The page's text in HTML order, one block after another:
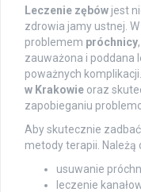
Leczenie zębów jest
zdrowia jamy ustnej.
problemem próchnicy
zauważona i poddana
poważnych
w Krakowie oraz
zapobieganiu
Aby skutecznie
metody terapii. Należą
usuwanie
leczenie